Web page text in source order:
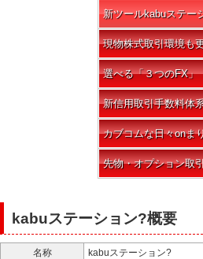
新ツールkabuステー
現物株式取引環境も
選べる「３つのFX」
新信用取引手数料体
カブコムな日々onま
先物・オプション取
kabuステーション?概要
名称
kabuステーション?